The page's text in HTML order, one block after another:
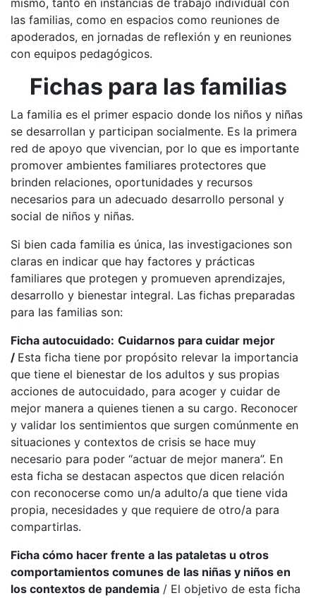
mismo, tanto en instancias de trabajo individual con
las familias, como en espacios como reuniones de
apoderados, en jornadas de reflexión y en reuniones
con equipos pedagógicos.
Fichas para las familias
La familia es el primer espacio donde los niños y niñas
se desarrollan y participan socialmente. Es la primera
red de apoyo que vivencian, por lo que es importante
promover ambientes familiares protectores que
brinden relaciones, oportunidades y recursos
necesarios para un adecuado desarrollo personal y
social de niños y niñas.
Si bien cada familia es única, las investigaciones son
claras en indicar que hay factores y prácticas
familiares que protegen y promueven aprendizajes,
desarrollo y bienestar integral. Las fichas preparadas
para las familias son:
Ficha autocuidado: Cuidarnos para cuidar mejor
/ Esta ficha tiene por propósito relevar la importancia
que tiene el bienestar de los adultos y sus propias
acciones de autocuidado, para acoger y cuidar de
mejor manera a quienes tienen a su cargo. Reconocer
y validar los sentimientos que surgen comúnmente en
situaciones y contextos de crisis se hace muy
necesario para poder “actuar de mejor manera”. En
esta ficha se destacan aspectos que dicen relación
con reconocerse como un/a adulto/a que tiene vida
propia, necesidades y que requiere de otro/a para
compartirlas.
Ficha cómo hacer frente a las pataletas u otros
comportamientos comunes de las niñas y niños en
los contextos de pandemia / El objetivo de esta ficha